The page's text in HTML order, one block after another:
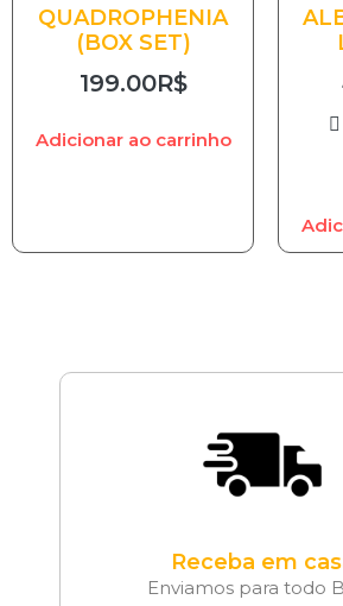
QUADROPHENIA
(BOX SET)
199.00R$
Adicionar ao carrinho
Receba em
Enviamos para todo